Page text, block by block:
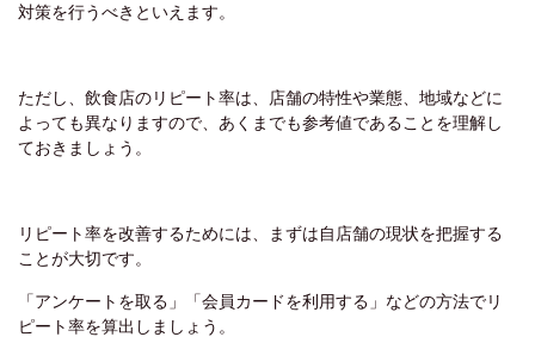
対策を行うべきといえます。
ただし、飲食店のリピート率は、店舗の特性や業態、地域などに
よっても異なりますので、あくまでも参考値であることを理解し
ておきましょう。
リピート率を改善するためには、まずは自店舗の現状を把握する
ことが大切です。
「アンケートを取る」「会員カードを利用する」などの方法でリ
ピート率を算出しましょう。